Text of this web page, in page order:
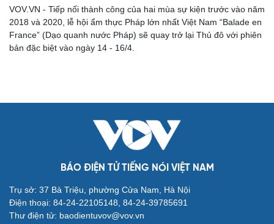
VOV.VN - Tiếp nối thành công của hai mùa sự kiện trước vào năm
2018 và 2020, lễ hội ẩm thực Pháp lớn nhất Việt Nam “Balade en
France” (Dạo quanh nước Pháp) sẽ quay trở lại Thủ đô với phiên
bản đặc biệt vào ngày 14 - 16/4.
BÁO ĐIỆN TỬ TIẾNG NÓI VIỆT NAM
Trụ sở: 37 Bà Triệu, phường Cửa Nam, Hà Nội
Điện thoại: 84-24-22105148, 84-24-39785691
Thư điện tử: baodientuvov@vov.vn